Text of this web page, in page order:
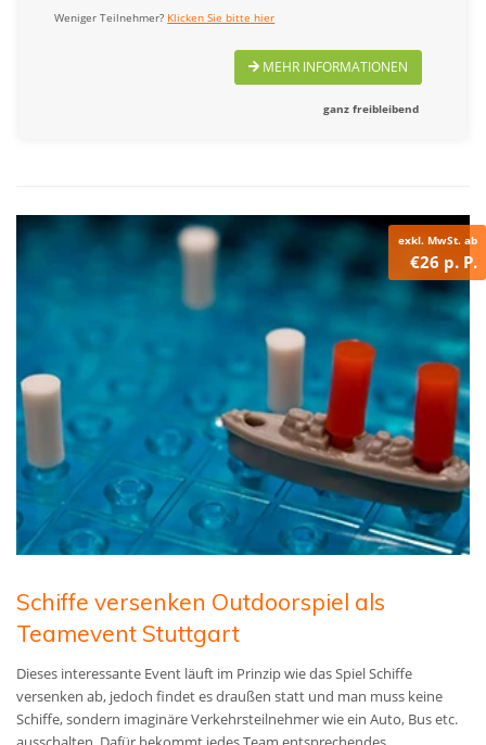
Weniger Teilnehmer? Klicken Sie bitte hier
MEHR INFORMATIONEN
ganz freibleibend
exkl. MwSt. ab
€26 p. P.
Schiffe versenken Outdoorspiel als
Teamevent Stuttgart
Dieses interessante Event läuft im Prinzip wie das Spiel Schiffe
versenken ab, jedoch findet es draußen statt und man muss keine
Schiffe, sondern imaginäre Verkehrsteilnehmer wie ein Auto, Bus etc.